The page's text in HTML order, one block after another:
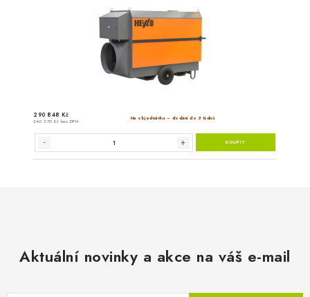
Aktuální novinky a akce na váš e-mail